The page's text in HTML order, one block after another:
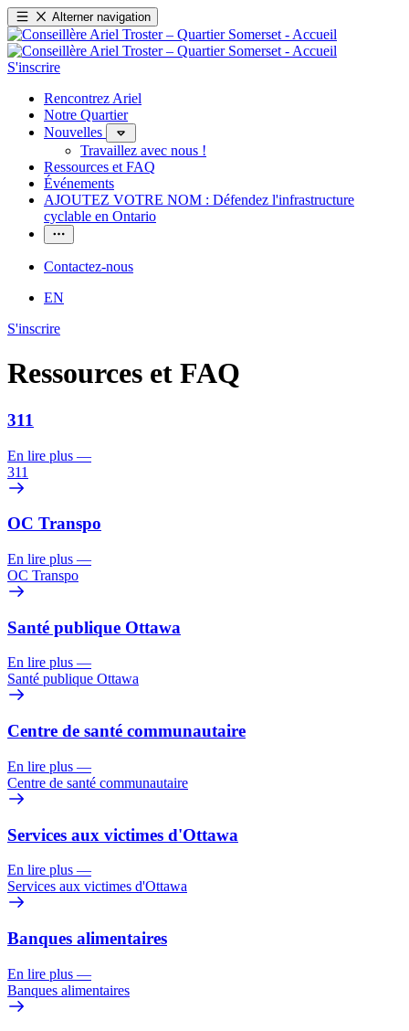
Alterner navigation
S'inscrire
Rencontrez Ariel
Notre Quartier
Nouvelles
Travaillez avec nous !
Ressources et FAQ
Événements
AJOUTEZ VOTRE NOM : Défendez l'infrastructure
cyclable en Ontario
Contactez-nous
EN
S'inscrire
Ressources et FAQ
311
En lire plus —
311
OC Transpo
En lire plus —
OC Transpo
Santé publique Ottawa
En lire plus —
Santé publique Ottawa
Centre de santé communautaire
En lire plus —
Centre de santé communautaire
Services aux victimes d'Ottawa
En lire plus —
Services aux victimes d'Ottawa
Banques alimentaires
En lire plus —
Banques alimentaires